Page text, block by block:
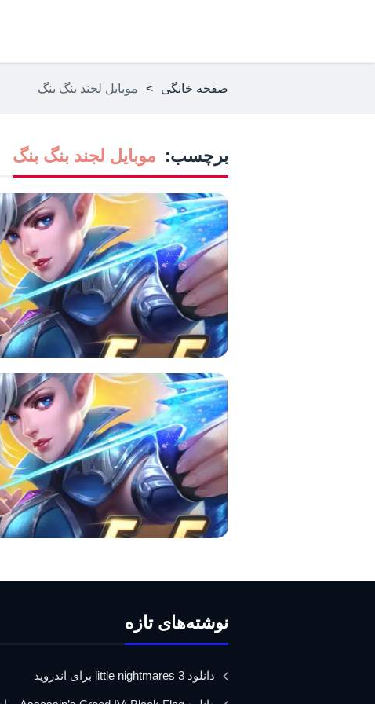
صفحه خانگی > موبایل لجند بنگ بنگ
برچسب: موبایل لجند بنگ بنگ
نوشته‌های تازه
دانلود little nightmares 3 برای اندروید